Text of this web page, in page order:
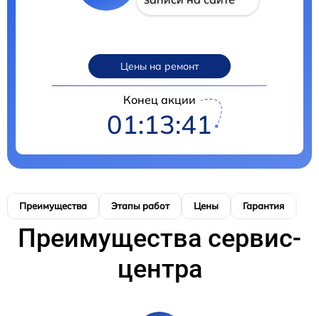
Цены на ремонт
Конец акции
01:13:40
Преимущества Этапы работ Цены Гарантия
Преимущества сервис-
центра